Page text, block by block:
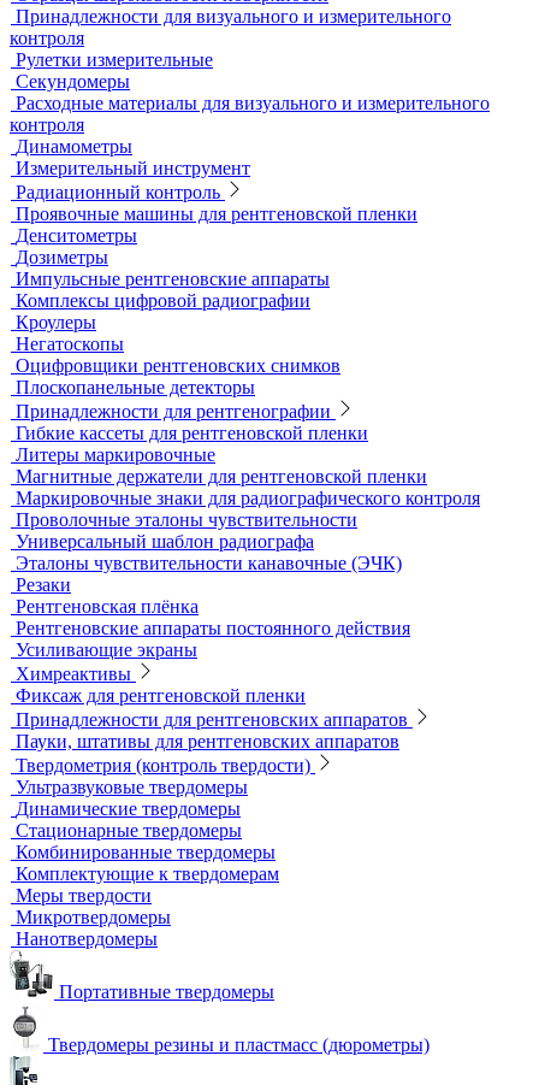
ВИК
Видеоэндоскопы
Высокоскоростные камеры
Измерители шероховатости
Испытательные динамометрические стенды
Лупы
Микроскопы
Образцы шероховатости поверхности
Принадлежности для визуального и измерительного
контроля
Рулетки измерительные
Секундомеры
Расходные материалы для визуального и измерительного
контроля
Динамометры
Измерительный инструмент
Радиационный контроль
Проявочные машины для рентгеновской пленки
Денситометры
Дозиметры
Импульсные рентгеновские аппараты
Комплексы цифровой радиографии
Кроулеры
Негатоскопы
Оцифровщики рентгеновских снимков
Плоскопанельные детекторы
Принадлежности для рентгенографии
Гибкие кассеты для рентгеновской пленки
Литеры маркировочные
Магнитные держатели для рентгеновской пленки
Маркировочные знаки для радиографического контроля
Проволочные эталоны чувствительности
Универсальный шаблон радиографа
Эталоны чувствительности канавочные (ЭЧК)
Резаки
Рентгеновская плёнка
Рентгеновские аппараты постоянного действия
Усиливающие экраны
Химреактивы
Фиксаж для рентгеновской пленки
Принадлежности для рентгеновских аппаратов
Пауки, штативы для рентгеновских аппаратов
Твердометрия (контроль твердости)
Ультразвуковые твердомеры
Динамические твердомеры
Стационарные твердомеры
Комбинированные твердомеры
Комплектующие к твердомерам
Меры твердости